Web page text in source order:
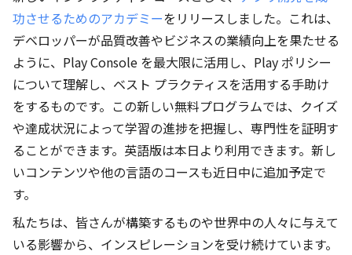
功させるためのアカデミーをリリースしました。これは、
デベロッパーが品質改善やビジネスの業績向上を果たせる
ように、Play Console を最大限に活用し、Play ポリシー
について理解し、ベスト プラクティスを活用する手助け
をするものです。この新しい無料プログラムでは、クイズ
や達成状況によって学習の進捗を把握し、専門性を証明す
ることができます。英語版は本日より利用できます。新し
いコンテンツや他の言語のコースも近日中に追加予定で
す。
私たちは、皆さんが構築するものや世界中の人々に与えて
いる影響から、インスピレーションを受け続けています。